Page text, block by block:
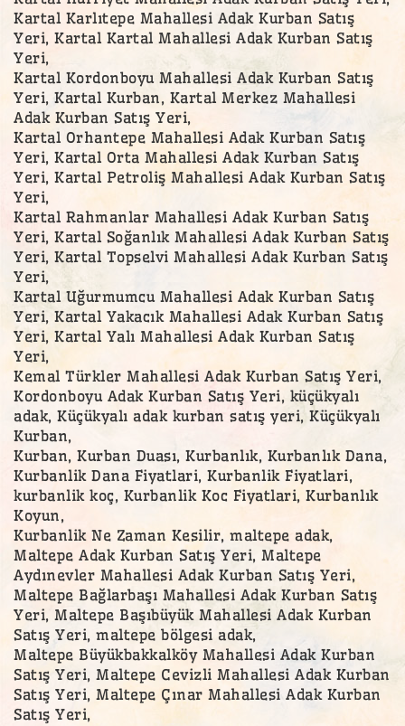
Kartal Karlıtepe Mahallesi Adak Kurban Satış
Yeri, Kartal Kartal Mahallesi Adak Kurban Satış
Yeri,
Kartal Kordonboyu Mahallesi Adak Kurban Satış
Yeri, Kartal Kurban, Kartal Merkez Mahallesi
Adak Kurban Satış Yeri,
Kartal Orhantepe Mahallesi Adak Kurban Satış
Yeri, Kartal Orta Mahallesi Adak Kurban Satış
Yeri, Kartal Petroliş Mahallesi Adak Kurban Satış
Yeri,
Kartal Rahmanlar Mahallesi Adak Kurban Satış
Yeri, Kartal Soğanlık Mahallesi Adak Kurban Satış
Yeri, Kartal Topselvi Mahallesi Adak Kurban Satış
Yeri,
Kartal Uğurmumcu Mahallesi Adak Kurban Satış
Yeri, Kartal Yakacık Mahallesi Adak Kurban Satış
Yeri, Kartal Yalı Mahallesi Adak Kurban Satış
Yeri,
Kemal Türkler Mahallesi Adak Kurban Satış Yeri,
Kordonboyu Adak Kurban Satış Yeri, küçükyalı
adak, Küçükyalı adak kurban satış yeri, Küçükyalı
Kurban,
Kurban, Kurban Duası, Kurbanlık, Kurbanlık Dana,
Kurbanlik Dana Fiyatlari, Kurbanlik Fiyatlari,
kurbanlik koç, Kurbanlik Koc Fiyatlari, Kurbanlık
Koyun,
Kurbanlik Ne Zaman Kesilir, maltepe adak,
Maltepe Adak Kurban Satış Yeri, Maltepe
Aydınevler Mahallesi Adak Kurban Satış Yeri,
Maltepe Bağlarbaşı Mahallesi Adak Kurban Satış
Yeri, Maltepe Başıbüyük Mahallesi Adak Kurban
Satış Yeri, maltepe bölgesi adak,
Maltepe Büyükbakkalköy Mahallesi Adak Kurban
Satış Yeri, Maltepe Cevizli Mahallesi Adak Kurban
Satış Yeri, Maltepe Çınar Mahallesi Adak Kurban
Satış Yeri,